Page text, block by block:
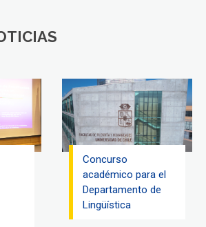
Concurso
académico para el
Departamento de
Lingüística